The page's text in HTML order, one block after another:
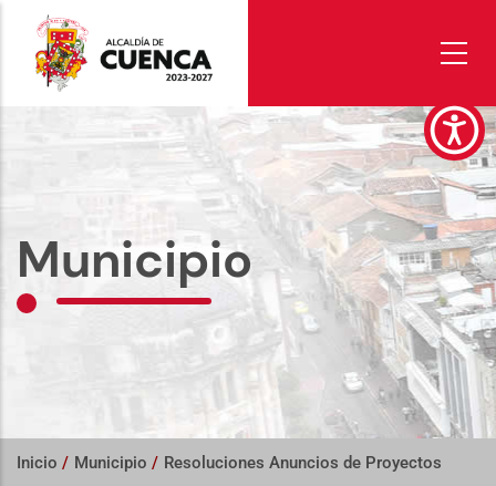
contenido
principal
Municipio
Inicio / Municipio / Resoluciones Anuncios de Proyectos